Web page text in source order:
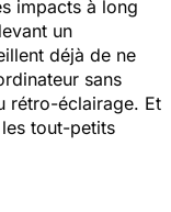
impacts à long
un
déjà de ne
sans
rétro-éclairage. Et
tout-petits